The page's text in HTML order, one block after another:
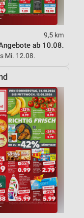
9,5 km
ab 10.08.
Mi. 12.08.